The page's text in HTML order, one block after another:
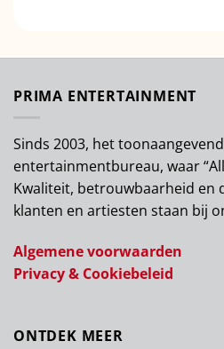
PRIMA ENTERTAINMENT
Sinds 2003, het
entertainmentbureau, waar
Kwaliteit, betrouwbaarheid en
klanten en artiesten staan bij
Algemene voorwaarden
Privacy & Cookiebeleid
ONTDEK MEER